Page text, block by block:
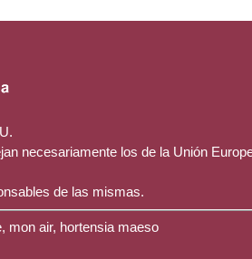
necesariamente los de la Unión
de las mismas.
mon air, hortensia maeso